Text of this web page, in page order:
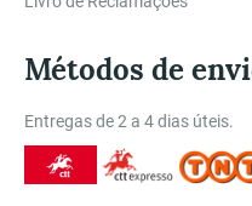
Métodos de
Entregas de 2 a 4 dias úteis.